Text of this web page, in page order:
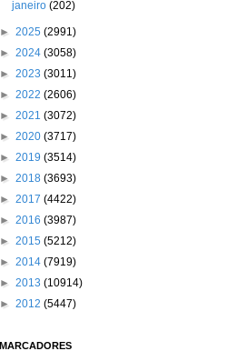
janeiro(202)
► 2025 (2991)
► 2024 (3058)
► 2023 (3011)
► 2022 (2606)
► 2021 (3072)
► 2020 (3717)
► 2019 (3514)
► 2018 (3693)
► 2017 (4422)
► 2016 (3987)
► 2015 (5212)
► 2014 (7919)
► 2013 (10914)
► 2012 (5447)
MARCADORES